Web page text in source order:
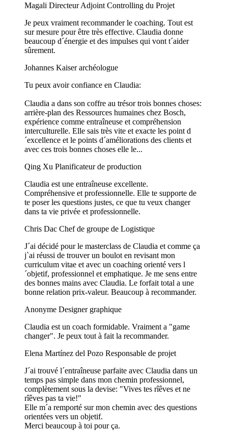
Magali Directeur Adjoint Controlling du Projet
Je peux vraiment recommander le coaching. Tout est
sur mesure pour être très effective. Claudia donne
beaucoup d´énergie et des impulses qui vont t´aider
sûrement.
Johannes Kaiserarchéologue
Tu peux avoir confiance en Claudia:
Claudia a dans son coffre au trésor trois bonnes choses:
arrière-plan des Ressources humaines chez Bosch,
expérience comme entraîneuse et compréhension
interculturelle. Elle sais très vite et exacte les point d
´excellence et le points d´améliorations des clients et
avec ces trois bonnes choses elle le...
Qing Xu Planificateur de production
Claudia est une entraîneuse excellente.
Compréhensive et professionnelle. Elle te supporte de
te poser les questions justes, ce que tu veux changer
dans ta vie privée et professionnelle.
Chris Dac Chef de groupe de Logistique
J´ai décidé pour le masterclass de Claudia et comme ça
j`ai réussi de trouver un boulot en revisant mon
curriculum vitae et avec un coaching orienté vers l
´objetif, professionnel et emphatique. Je me sens entre
des bonnes mains avec Claudia. Le forfait total a une
bonne relation prix-valeur. Beaucoup à recommander.
Anonyme Designer graphique
Claudia est un coach formidable. Vraiment a "game
changer". Je peux tout à fait la recommander.
Elena Martínez del Pozo Responsable de projet
J´ai trouvé l´entraîneuse parfaite avec Claudia dans un
temps pas simple dans mon chemin professionnel,
complètement sous la devise: "Vives tes rîêves et ne
rîêves pas ta vie!"
Elle m´a remporté sur mon chemin avec des questions
orientées vers un objetif.
Merci beaucoup à toi pour ça.